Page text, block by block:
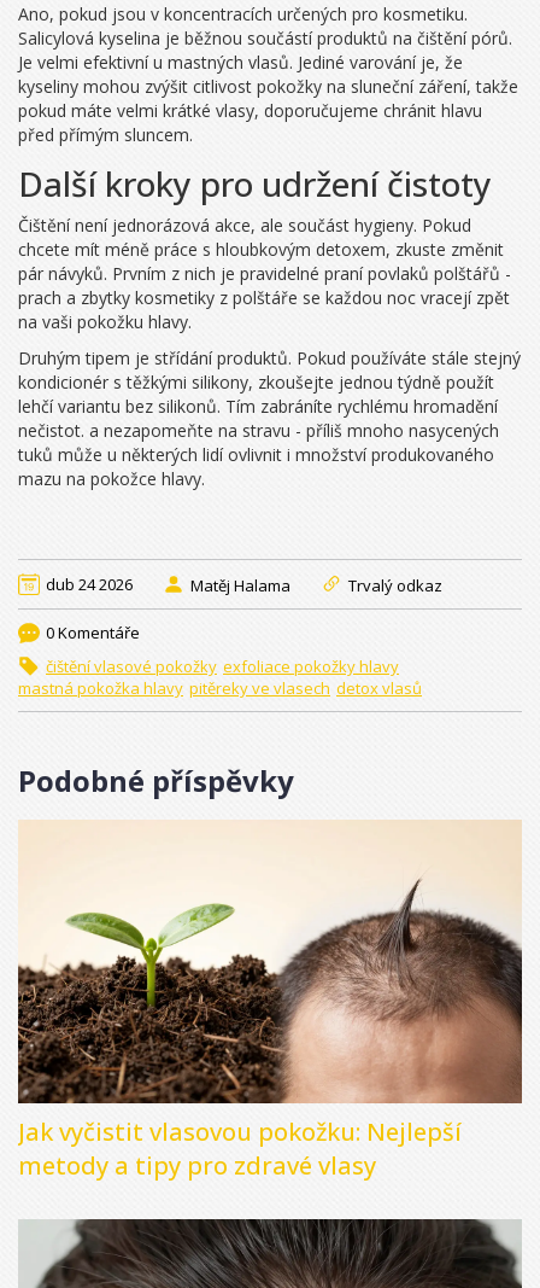
Ano, pokud jsou v koncentracích určených pro kosmetiku.
Salicylová kyselina je běžnou součástí produktů na čištění pórů.
Je velmi efektivní u mastných vlasů. Jediné varování je, že
kyseliny mohou zvýšit citlivost pokožky na sluneční záření, takže
pokud máte velmi krátké vlasy, doporučujeme chránit hlavu
před přímým sluncem.
Další kroky pro udržení čistoty
Čištění není jednorázová akce, ale součást hygieny. Pokud
chcete mít méně práce s hloubkovým detoxem, zkuste změnit
pár návyků. Prvním z nich je pravidelné praní povlaků polštářů -
prach a zbytky kosmetiky z polštáře se každou noc vracejí zpět
na vaši pokožku hlavy.
Druhým tipem je střídání produktů. Pokud používáte stále stejný
kondicionér s těžkými silikony, zkoušejte jednou týdně použít
lehčí variantu bez silikonů. Tím zabráníte rychlému hromadění
nečistot. a nezapomeňte na stravu - příliš mnoho nasycených
tuků může u některých lidí ovlivnit i množství produkovaného
mazu na pokožce hlavy.
dub 24 2026 Matěj Halama Trvalý odkaz
0 Komentáře
čištění vlasové pokožky exfoliace pokožky hlavy
mastná pokožka hlavy pitěreky ve vlasech detox vlasů
Podobné příspěvky
Jak vyčistit vlasovou pokožku: Nejlepší
metody a tipy pro zdravé vlasy